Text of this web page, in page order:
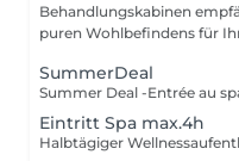
Behandlungskabinen
SummerDeal
Eintritt Spa max.4h